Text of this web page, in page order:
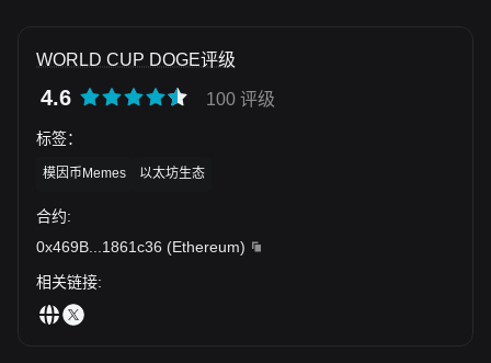
WORLD CUP DOGE评级
4.6 100 评级
标签：
模因币Memes 以太坊生态
合约:
0x469B
1861c36 (Ethereum)
相关链接: